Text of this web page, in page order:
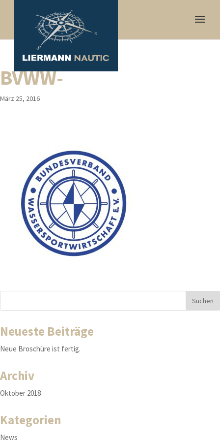
BVWW-
März 25, 2016
Neueste Beiträge
Neue Broschüre ist fertig.
Archiv
Oktober 2018
Kategorien
News